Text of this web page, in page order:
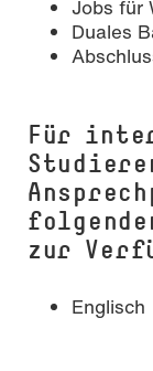
Jobs für
Duales
Für
zur
Englisch